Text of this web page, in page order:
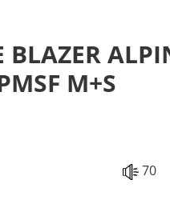
M+S
70